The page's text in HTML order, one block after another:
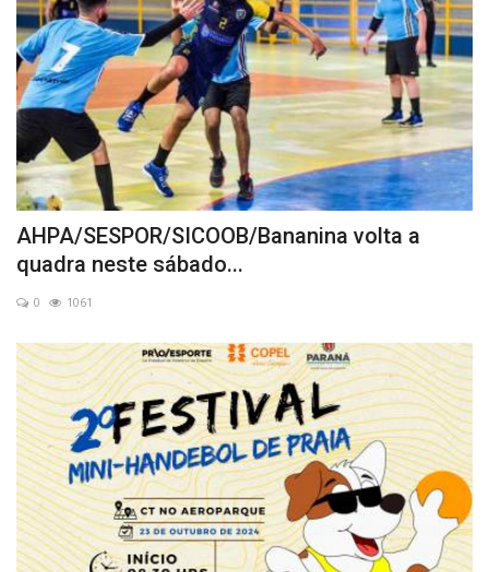
AHPA/SESPOR/SICOOB/Bananina volta a
quadra neste sábado...
0 1061